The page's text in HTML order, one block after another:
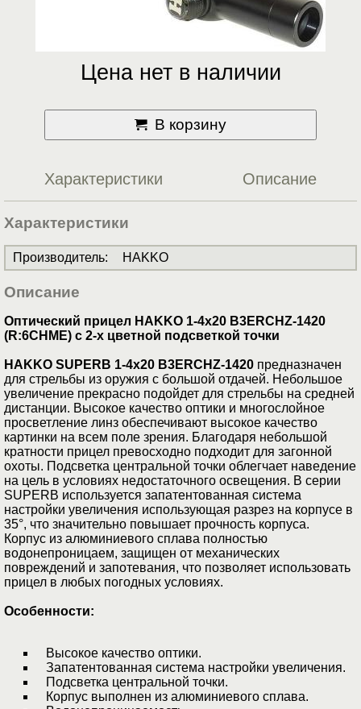
Цена нет в наличии
В корзину
Характеристики Описание
Характеристики
Производитель: HAKKO
Описание
Оптический прицел HAKKO 1-4x20 B3ERCHZ-1420
(R:6CHME) с 2-x цветной подсветкой точки
HAKKO SUPERB 1-4x20 B3ERCHZ-1420 предназначен
для стрельбы из оружия с большой отдачей. Небольшое
увеличение прекрасно подойдет для стрельбы на средней
дистанции. Высокое качество оптики и многослойное
просветление линз обеспечивают высокое качество
картинки на всем поле зрения. Благодаря небольшой
кратности прицел превосходно подходит для загонной
охоты. Подcветка центральной точки облегчает наведение
на цель в условиях недостаточного освещения. В серии
SUPERB используется запатентованная система
настройки увеличения использующая разрез на корпусе в
35°, что значительно повышает прочность корпуса.
Корпус из алюминиевого сплава полностью
водонепроницаем, защищен от механических
повреждений и запотевания, что позволяет использовать
прицел в любых погодных условиях.
Особенности:
Высокое качество оптики.
Запатентованная система настройки увеличения.
Подcветка центральной точки.
Корпус выполнен из алюминиевого сплава.